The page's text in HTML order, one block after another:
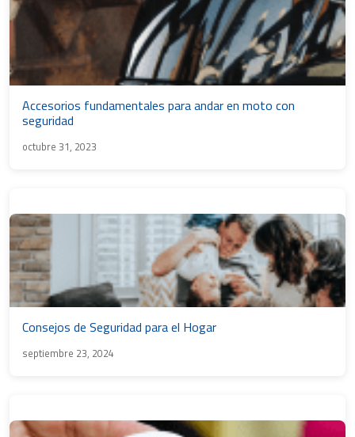
Accesorios fundamentales para andar en moto con
seguridad
octubre 31, 2023
Consejos de Seguridad para el Hogar
septiembre 23, 2024